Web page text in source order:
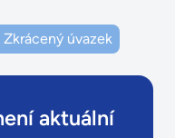
Zkrácený úvazek
aktuální